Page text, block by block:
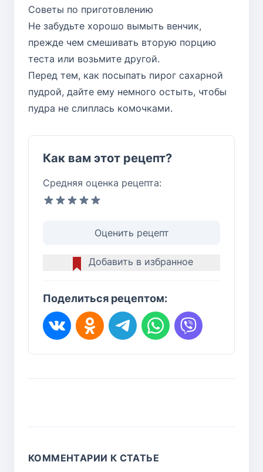
Советы по приготовлению
Не забудьте хорошо вымыть венчик,
прежде чем смешивать вторую порцию
теста или возьмите другой.
Перед тем, как посыпать пирог сахарной
пудрой, дайте ему немного остыть, чтобы
пудра не слиплась комочками.
Как вам этот рецепт?
Средняя оценка рецепта:
Оценить рецепт
Добавить в избранное
Поделиться рецептом:
КОММЕНТАРИИ К СТАТЬЕ